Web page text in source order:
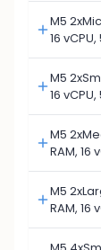
M5
16
M5
16
M5
RAM, 16
M5
RAM, 16